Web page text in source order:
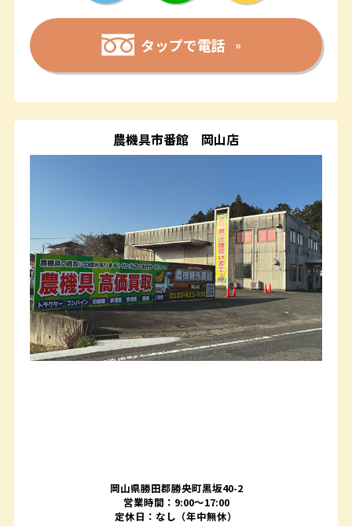
タップで電話
農機具市番館 岡山店
岡山県勝田郡勝央町黒坂40-2
営業時間：9:00～17:00
定休日：なし（年中無休）